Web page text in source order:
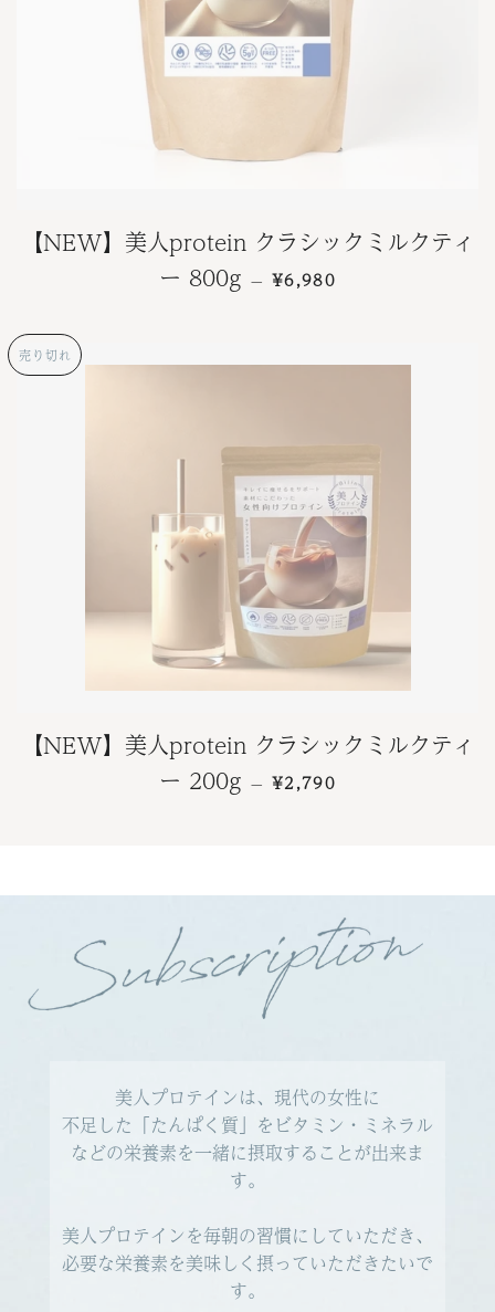
【NEW】美人protein クラシックミルクティ
ー 800g — 通常価格
¥6,980
売り切れ
【NEW】美人protein クラシックミルクティ
ー 200g — 通常価格
¥2,790
美人プロテインは、現代の女性に
不足した「たんぱく質」をビタミン・ミネラル
などの栄養素を一緒に摂取することが出来ま
す。
美人プロテインを毎朝の習慣にしていただき、
必要な栄養素を美味しく摂っていただきたいで
す。